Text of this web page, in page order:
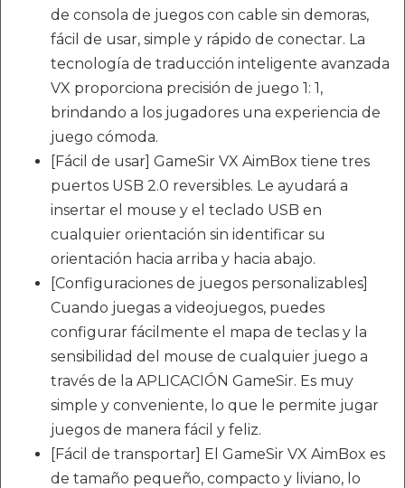
de consola de juegos con cable sin demoras,
fácil de usar, simple y rápido de conectar. La
tecnología de traducción inteligente avanzada
VX proporciona precisión de juego 1: 1,
brindando a los jugadores una experiencia de
juego cómoda.
[Fácil de usar] GameSir VX AimBox tiene tres
puertos USB 2.0 reversibles. Le ayudará a
insertar el mouse y el teclado USB en
cualquier orientación sin identificar su
orientación hacia arriba y hacia abajo.
[Configuraciones de juegos personalizables]
Cuando juegas a videojuegos, puedes
configurar fácilmente el mapa de teclas y la
sensibilidad del mouse de cualquier juego a
través de la APLICACIÓN GameSir. Es muy
simple y conveniente, lo que le permite jugar
juegos de manera fácil y feliz.
[Fácil de transportar] El GameSir VX AimBox es
de tamaño pequeño, compacto y liviano, lo